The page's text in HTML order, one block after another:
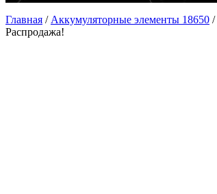
Главная / Аккумуляторные элементы 18650 /
Распродажа!